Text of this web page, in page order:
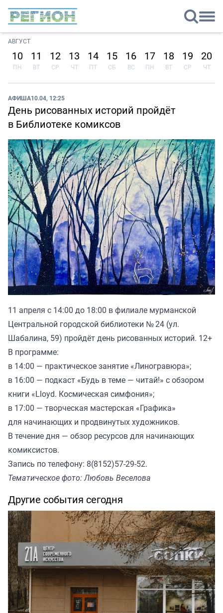
АВГУСТ
10
ПН
11
ВТ
12
СР
13
ЧТ
14
ПТ
15
СБ
16
ВС
17
ПН
18
ВТ
19
СР
20
ЧТ
АФИША10.04, 12:25
День рисованных историй пройдёт
в Библиотеке комиксов
11 апреля с 14:00 до 18:00 в филиале мурманской
Центральной городской библиотеки № 24 (ул.
Шабалина, 59) пройдёт день рисованных историй. 12+
В программе:
в 14:00 — практическое занятие «Линогравюра»;
в 16:00 — подкаст «Будь в теме — читай!» с обзором
книги «Lloyd. Космическая симфония»;
в 17:00 — творческая мастерская «Графика»
для начинающих и продвинутых художников.
В течение дня — обзор ресурсов для начинающих
комиксистов.
Запись по телефону: 8(8152)57-29-52.
Тематическое фото: Любовь Веселова
Другие события сегодня